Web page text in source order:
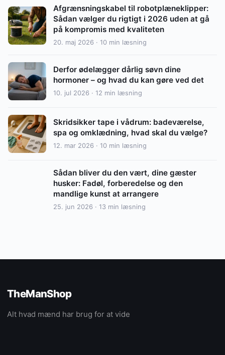
Afgrænsningskabel til robotplæneklipper:
Sådan vælger du rigtigt i 2026 uden at gå
på kompromis med kvaliteten
20. maj 2026 · 10 min læsning
Derfor ødelægger dårlig søvn dine
hormoner – og hvad du kan gøre ved det
10. jul 2026 · 12 min læsning
Skridsikker tape i vådrum: badeværelse,
spa og omklædning, hvad skal du vælge?
12. mar 2026 · 10 min læsning
Sådan bliver du den vært, dine gæster
husker: Fadøl, forberedelse og den
mandlige kunst at arrangere
25. jun 2026 · 13 min læsning
TheManShop
Alt hvad mænd har brug for at vide